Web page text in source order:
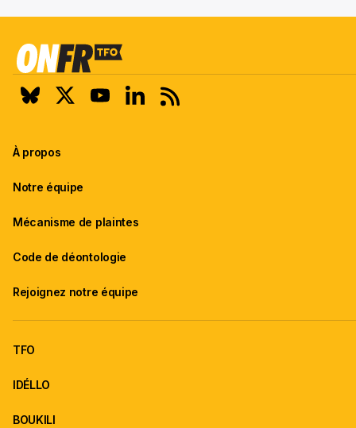
À propos
Notre équipe
Mécanisme de plaintes
Code de déontologie
Rejoignez notre équipe
TFO
IDÉLLO
BOUKILI